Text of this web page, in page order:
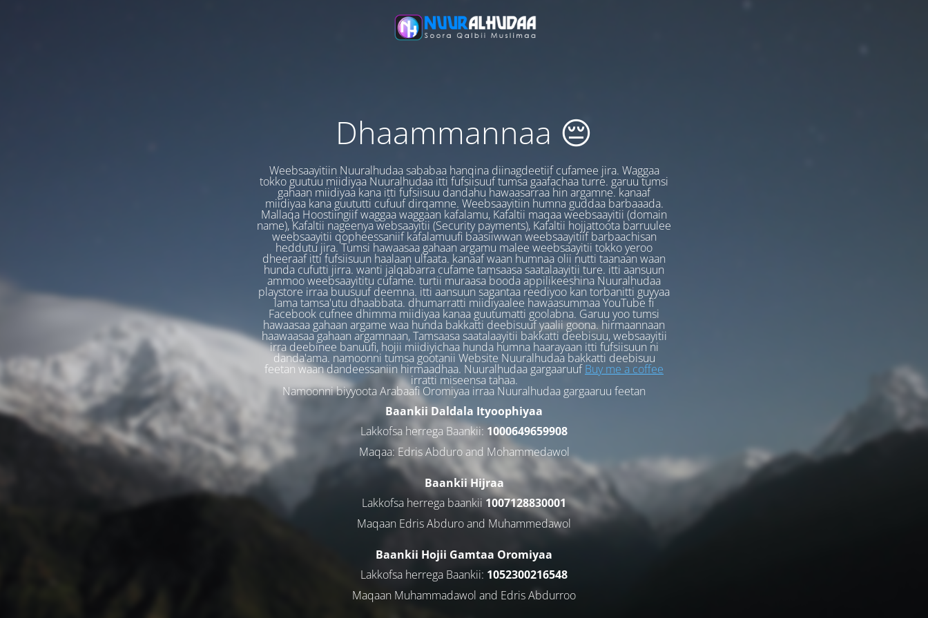
Dhaammannaa 😔
Weebsaayitiin Nuuralhudaa sababaa hanqina diinagdeetiif cufamee jira. Waggaa
tokko guutuu miidiyaa Nuuralhudaa itti fufsiisuuf tumsa gaafachaa turre. garuu tumsi
gahaan miidiyaa kana itti fufsiisuu dandahu hawaasarraa hin argamne. kanaaf
miidiyaa kana guututti cufuuf dirqamne. Weebsaayitiin humna guddaa barbaaada.
Mallaqa Hoostiingiif waggaa waggaan kafalamu, Kafaltii maqaa weebsaayitii (domain
name), Kafaltii nageenya websaayitii (Security payments), Kafaltii hojjattoota barruulee
weebsaayitii qopheessaniif kafalamuufi baasiiwwan weebsaayitiif barbaachisan
heddutu jira. Tumsi hawaasaa gahaan argamu malee weebsaayitii tokko yeroo
dheeraaf itti fufsiisuun haalaan ulfaata. kanaaf waan humnaa olii nutti taanaan waan
hunda cufutti jirra. wanti jalqabarra cufame tamsaasa saatalaayitii ture. itti aansuun
ammoo weebsaayititu cufame. turtii muraasa booda appilikeeshina Nuuralhudaa
playstore irraa buusuuf deemna. itti aansuun sagantaa reediyoo kan torbanitti guyyaa
lama tamsa'utu dhaabbata. dhumarratti miidiyaalee hawaasummaa YouTube fi
Facebook cufnee dhimma miidiyaa kanaa guutumatti goolabna. Garuu yoo tumsi
hawaasaa gahaan argame waa hunda bakkatti deebisuuf yaalii goona. hirmaannaan
haawaasaa gahaan argamnaan, Tamsaasa saatalaayitii bakkatti deebisuu, websaayitii
irra deebinee banuufi, hojii miidiyichaa hunda humna haarayaan itti fufsiisuun ni
danda'ama. namoonni tumsa gootanii Website Nuuralhudaa bakkatti deebisuu
feetan waan dandeessaniin hirmaadhaa. Nuuralhudaa gargaaruufBuy me a coffee
irratti miseensa tahaa.
Namoonni biyyoota Arabaafi Oromiyaa irraa Nuuralhudaa gargaaruu feetan
Baankii Daldala Ityoophiyaa
Lakkofsa herrega Baankii: 1000649659908
Maqaa: Edris Abduro and Mohammedawol
Baankii Hijraa
Lakkofsa herrega baankii 1007128830001
Maqaan Edris Abduro and Muhammedawol
Baankii Hojii Gamtaa Oromiyaa
Lakkofsa herrega Baankii: 1052300216548
Maqaan Muhammadawol and Edris Abdurroo